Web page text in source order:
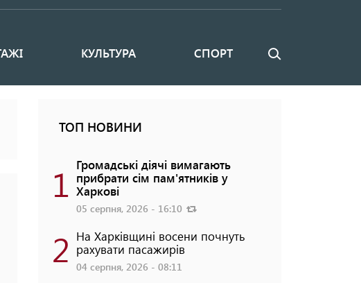
КУЛЬТУРА СПОРТ Пошук
ТОП НОВИНИ
1 Громадські діячі вимагають
прибрати сім пам'ятників у
Харкові
05 серпня, 2026 - 16:10
2 На Харківщині восени почнуть
рахувати пасажирів
04 серпня, 2026 - 08:11